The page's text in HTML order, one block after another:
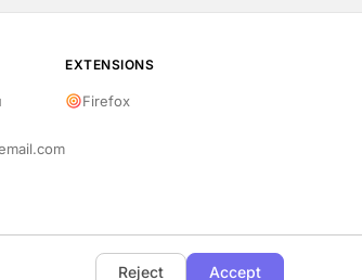
EXTENSIONS
Firefox
Reject Accept